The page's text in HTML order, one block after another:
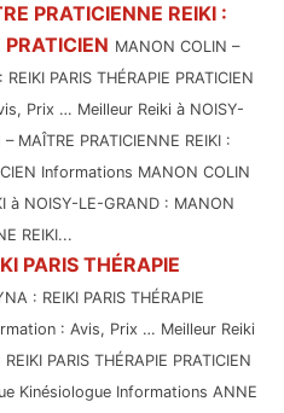
PRATICIENNE REIKI :
PRATICIEN MANON COLIN –
PARIS THÉRAPIE PRATICIEN
Prix … Meilleur Reiki à NOISY-
MAÎTRE PRATICIENNE REIKI :
Informations MANON COLIN
à NOISY-LE-GRAND : MANON
REIKI...
PARIS THÉRAPIE
: REIKI PARIS THÉRAPIE
: Avis, Prix … Meilleur Reiki
PARIS THÉRAPIE PRATICIEN
Kinésiologue Informations ANNE